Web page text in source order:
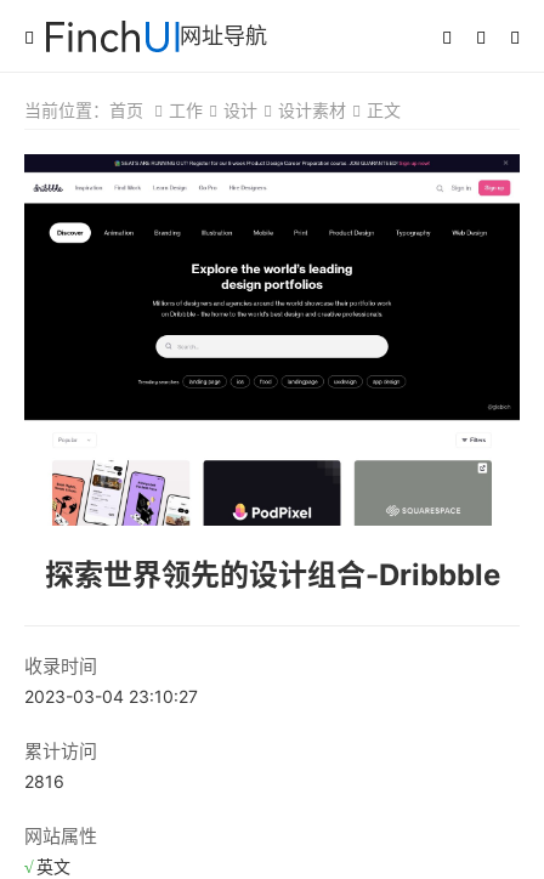
网址导航
当前位置： 首页 工作 设计 设计素材 正文
探索世界领先的设计组合-Dribbble
收录时间
2023-03-04 23:10:27
累计访问
2816
网站属性
英文